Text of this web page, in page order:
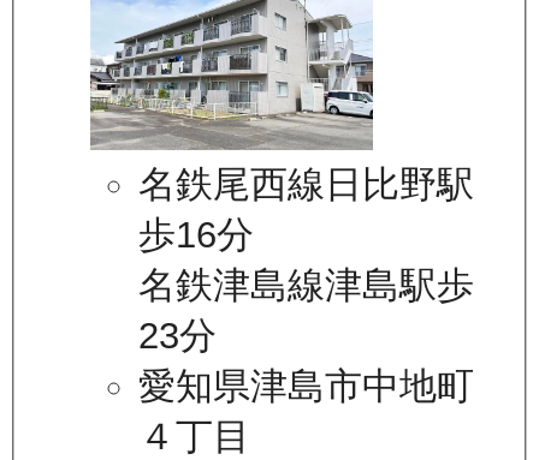
名鉄尾西線日比野駅
歩16分
名鉄津島線津島駅歩
23分
愛知県津島市中地町
４丁目